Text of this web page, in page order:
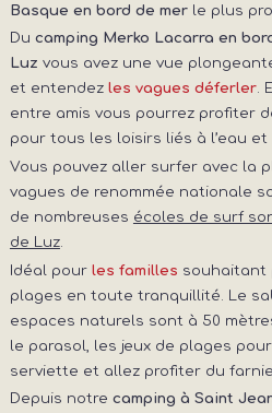
Basque en bord de merle plus
Du camping Merko Lacarra en
Luz vous avez une vue
et entendez les vagues déferler.
entre amis vous pourrez profiter
pour tous les loisirs liés à l’eau et
Vous pouvez aller surfer avec la
vagues de renommée nationale
de nombreuses écoles de surf
de Luz.
Idéal pour les familles souhaitant
plages en toute tranquillité. Le
espaces naturels sont à 50
le parasol, les jeux de plages
serviette et allez profiter du
Depuis notre camping à Saint